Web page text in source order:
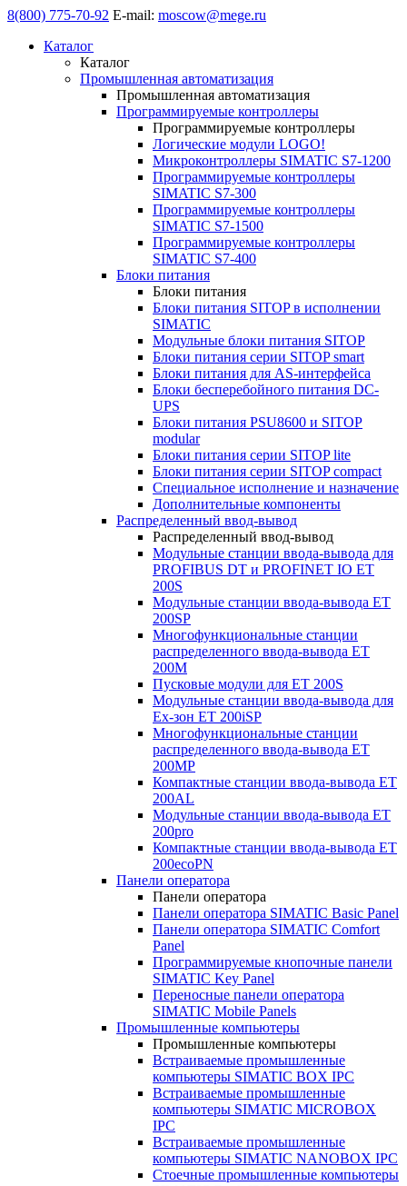
8(800) 775-70-92 E-mail: moscow@mege.ru
Каталог
Каталог
Промышленная автоматизация
Промышленная автоматизация
Программируемые контроллеры
Программируемые контроллеры
Логические модули LOGO!
Микроконтроллеры SIMATIC S7-1200
Программируемые контроллеры
SIMATIC S7-300
Программируемые контроллеры
SIMATIC S7-1500
Программируемые контроллеры
SIMATIC S7-400
Блоки питания
Блоки питания
Блоки питания SITOP в исполнении
SIMATIC
Модульные блоки питания SITOP
Блоки питания серии SITOP smart
Блоки питания для AS-интерфейса
Блоки бесперебойного питания DC-
UPS
Блоки питания PSU8600 и SITOP
modular
Блоки питания серии SITOP lite
Блоки питания серии SITOP compact
Специальное исполнение и назначение
Дополнительные компоненты
Распределенный ввод-вывод
Распределенный ввод-вывод
Модульные станции ввода-вывода для
PROFIBUS DT и PROFINET IO ET
200S
Модульные станции ввода-вывода ET
200SP
Многофункциональные станции
распределенного ввода-вывода ET
200M
Пусковые модули для ET 200S
Модульные станции ввода-вывода для
Ex-зон ET 200iSP
Многофункциональные станции
распределенного ввода-вывода ET
200MP
Компактные станции ввода-вывода ET
200AL
Модульные станции ввода-вывода ET
200pro
Компактные станции ввода-вывода ET
200ecoPN
Панели оператора
Панели оператора
Панели оператора SIMATIC Basic Panel
Панели оператора SIMATIC Comfort
Panel
Программируемые кнопочные панели
SIMATIC Key Panel
Переносные панели оператора
SIMATIC Mobile Panels
Промышленные компьютеры
Промышленные компьютеры
Встраиваемые промышленные
компьютеры SIMATIC BOX IPC
Встраиваемые промышленные
компьютеры SIMATIC MICROBOX
IPC
Встраиваемые промышленные
компьютеры SIMATIC NANOBOX IPC
Стоечные промышленные компьютеры